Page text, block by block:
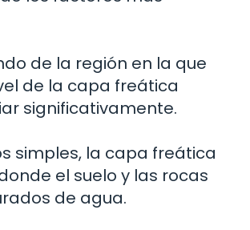
de la región en la que
de la capa freática
significativamente.
simples, la capa freática
el suelo y las rocas
de agua.